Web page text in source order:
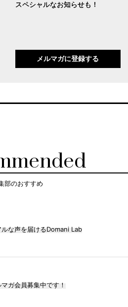
スペシャルなお知らせも！
メルマガに登録する
部のおすすめ
ルな声を届けるDomani Lab
マガ会員募集中です！